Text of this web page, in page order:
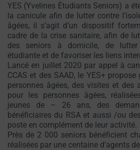
YES (Yvelines Étudiants Seniors) a
la canicule afin de lutter contre
âgées, il s’agit d’un dispositif
cadre de la crise sanitaire, afin de
des seniors à domicile, de
étudiante et de favoriser les liens
Lancé en juillet 2020 par appel à
CCAS et des SAAD, le YES+
personnes âgées, des visites et des
pour les personnes âgées,
jeunes de – 26 ans, des
bénéficiaires du RSA et aussi /ou
poste en complément de leur activité.
Près de 2 000 seniors bénéficient
réalisées par une centaine d’agents